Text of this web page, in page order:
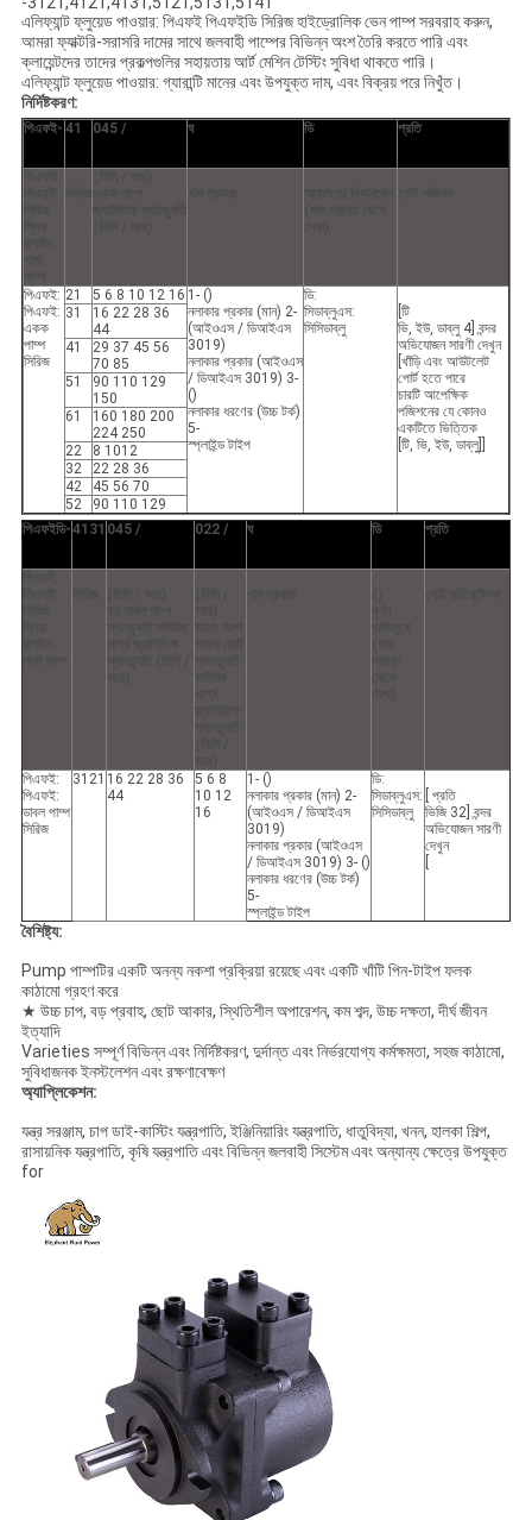
এলিফ্যান্ট ফ্লুয়েড পাওয়ার: পিএফই পিএফইডি সিরিজ হাইড্রোলিক ভেন পাম্প সরবরাহ করুন,
আমরা ফ্যাক্টরি-সরাসরি দামের সাথে জলবাহী পাম্পের বিভিন্ন অংশ তৈরি করতে পারি এবং
ক্লায়েন্টদের তাদের প্রকল্পগুলির সহায়তায় আর্ট মেশিন টেস্টিং সুবিধা থাকতে পারি।
এলিফ্যান্ট ফ্লুয়েড পাওয়ার: গ্যারান্টি মানের এবং উপযুক্ত দাম, এবং বিক্রয় পরে নিখুঁত।
নির্দিষ্টকরণ:
পিএফই- 41 045 / ঘ ডি প্রতি
একক পাম্প
পিএফই:
পিএফই:
একক
পাম্প
সিরিজ
21 5 6 8 10 12 16 1- ()
নলাকার প্রকার (মান) 2-
(আইওএস / ডিআইএস
3019)
নলাকার প্রকার (আইওএস
/ ডিআইএস 3019) 3-
()
নলাকার ধরণের (উচ্চ টর্ক)
5-
স্প্লাইন্ড টাইপ
ডি:
সিডাব্লুএস:
সিসিডাব্লু
[টি
ভি, ইউ, ডাব্লু 4] বন্দর
অভিযোজন সারণী দেখুন
[খাঁড়ি এবং আউটলেট
পোর্ট হতে পারে
চারটি আপেক্ষিক
পজিশনের যে কোনও
একটিতে ভিত্তিক
[টি, ভি, ইউ, ডাব্লু]]
31
16 22 28 36
44
41
29 37 45 56
70 85
51
90 110 129
150
61
160 180 200
224 250
22
8 1012
32
22 28 36
42
45 56 70
52
90 110 129
পিএফইডি-4131 045 / 022 / ঘ ডি প্রতি
পিএফই:
পিএফই:
ডাবল পাম্প
সিরিজ
3121 16 22 28 36
44
5 6 8
10 12
16
1- ()
নলাকার প্রকার (মান) 2-
(আইওএস / ডিআইএস
3019)
নলাকার প্রকার (আইওএস
/ ডিআইএস 3019) 3- ()
নলাকার ধরণের (উচ্চ টর্ক)
5-
স্প্লাইন্ড টাইপ
ডি:
সিডাব্লুএস:
সিসিডাব্লু
[ প্রতি
ভিজি 32] বন্দর
অভিযোজন সারণী
দেখুন
বৈশিষ্ট্য:
Pump পাম্পটির একটি অনন্য নকশা প্রক্রিয়া রয়েছে এবং একটি খাঁটি পিন-টাইপ ফলক
কাঠামো গ্রহণ করে
★ উচ্চ চাপ, বড় প্রবাহ, ছোট আকার, স্থিতিশীল অপারেশন, কম শব্দ, উচ্চ দক্ষতা, দীর্ঘ জীবন
ইত্যাদি
Varieties সম্পূর্ণ বিভিন্ন এবং নির্দিষ্টকরণ, দুর্দান্ত এবং নির্ভরযোগ্য কর্মক্ষমতা, সহজ কাঠামো,
সুবিধাজনক ইনস্টলেশন এবং রক্ষণাবেক্ষণ
অ্যাপ্লিকেশন:
যন্ত্র সরঞ্জাম, চাপ ডাই-কাস্টিং যন্ত্রপাতি, ইঞ্জিনিয়ারিং যন্ত্রপাতি, ধাতুবিদ্যা, খনন, হালকা শিল্প,
রাসায়নিক যন্ত্রপাতি, কৃষি যন্ত্রপাতি এবং বিভিন্ন জলবাহী সিস্টেম এবং অন্যান্য ক্ষেত্রে উপযুক্ত
for